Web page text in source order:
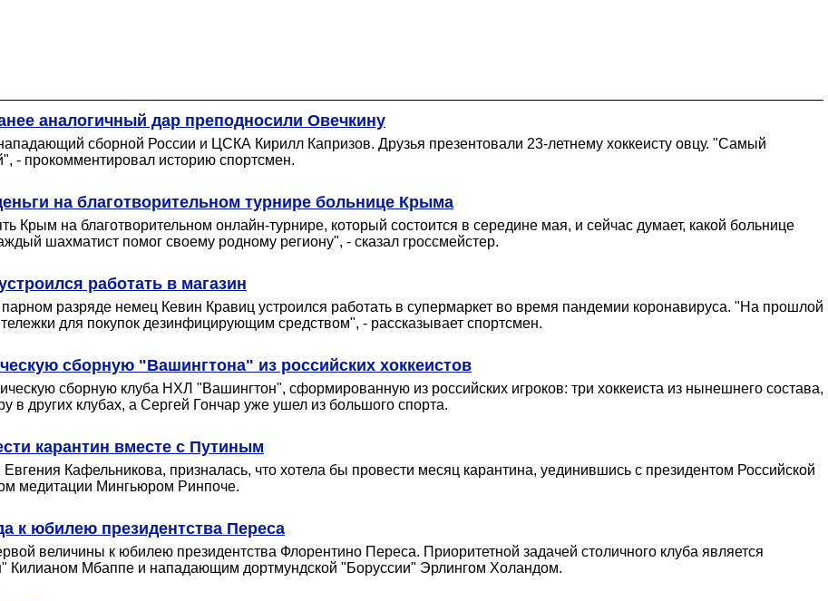
аналогичный дар преподносили Овечкину
сборной России и ЦСКА Кирилл Капризов. Друзья презентовали 23-летнему хоккеисту овцу. "Самый
- прокомментировал историю спортсмен.
на благотворительном турнире больнице Крыма
Крым на благотворительном онлайн-турнире, который состоится в середине мая, и сейчас думает, какой больнице
шахматист помог своему родному региону", - сказал гроссмейстер.
работать в магазин
разряде немец Кевин Кравиц устроился работать в супермаркет во время пандемии коронавируса. "На прошлой
для покупок дезинфицирующим средством", - рассказывает спортсмен.
сборную "Вашингтона" из российских хоккеистов
сборную клуба НХЛ "Вашингтон", сформированную из российских игроков: три хоккеиста из нынешнего состава,
других клубах, а Сергей Гончар уже ушел из большого спорта.
карантин вместе с Путиным
Кафельникова, призналась, что хотела бы провести месяц карантина, уединившись с президентом Российской
медитации Мингьюром Ринпоче.
к юбилею президентства Переса
величины к юбилею президентства Флорентино Переса. Приоритетной задачей столичного клуба является
Мбаппе и нападающим дортмундской "Боруссии" Эрлингом Холандом.